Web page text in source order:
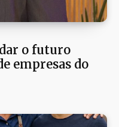
o futuro
empresas do